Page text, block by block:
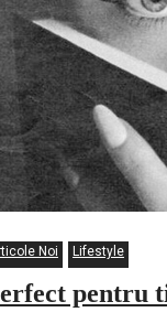
Noi Lifestyle
pentru